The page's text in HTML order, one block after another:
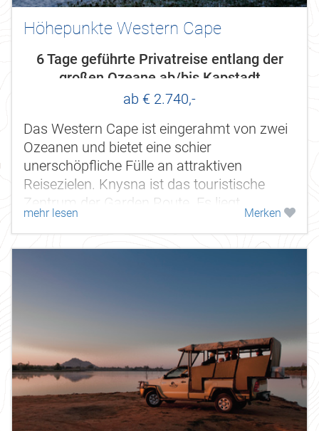
Höhepunkte Western Cape
6 Tage geführte Privatreise entlang der
großen Ozeane ab/bis Kapstadt
ab € 2.740,-
Das Western Cape ist eingerahmt von zwei
Ozeanen und bietet eine schier
unerschöpfliche Fülle an attraktiven
Reisezielen. Knysna ist das touristische
Zentrum der Garden Route. Es liegt
eingebettet zwischen Wäldern, Bergen und
dem Meer an...
mehr lesen Merken